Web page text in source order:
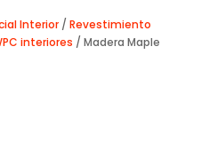
Interior/ Revestimiento
interiores / Madera Maple